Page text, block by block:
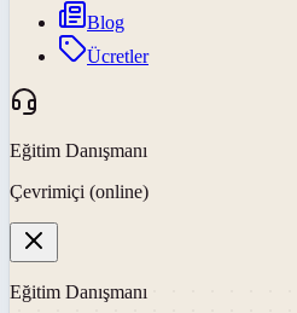
Blog
Ücretler
Eğitim Danışmanı
Çevrimiçi (online)
Eğitim Danışmanı